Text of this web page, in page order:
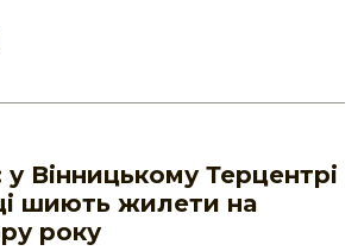
у Вінницькому Терцентрі
шиють жилети на
року